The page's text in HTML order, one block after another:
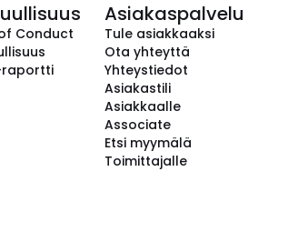
Conduct
raportti
Asiakaspalvelu
Tule asiakkaaksi
Ota yhteyttä
Yhteystiedot
Asiakastili
Asiakkaalle
Associate
Etsi myymälä
Toimittajalle